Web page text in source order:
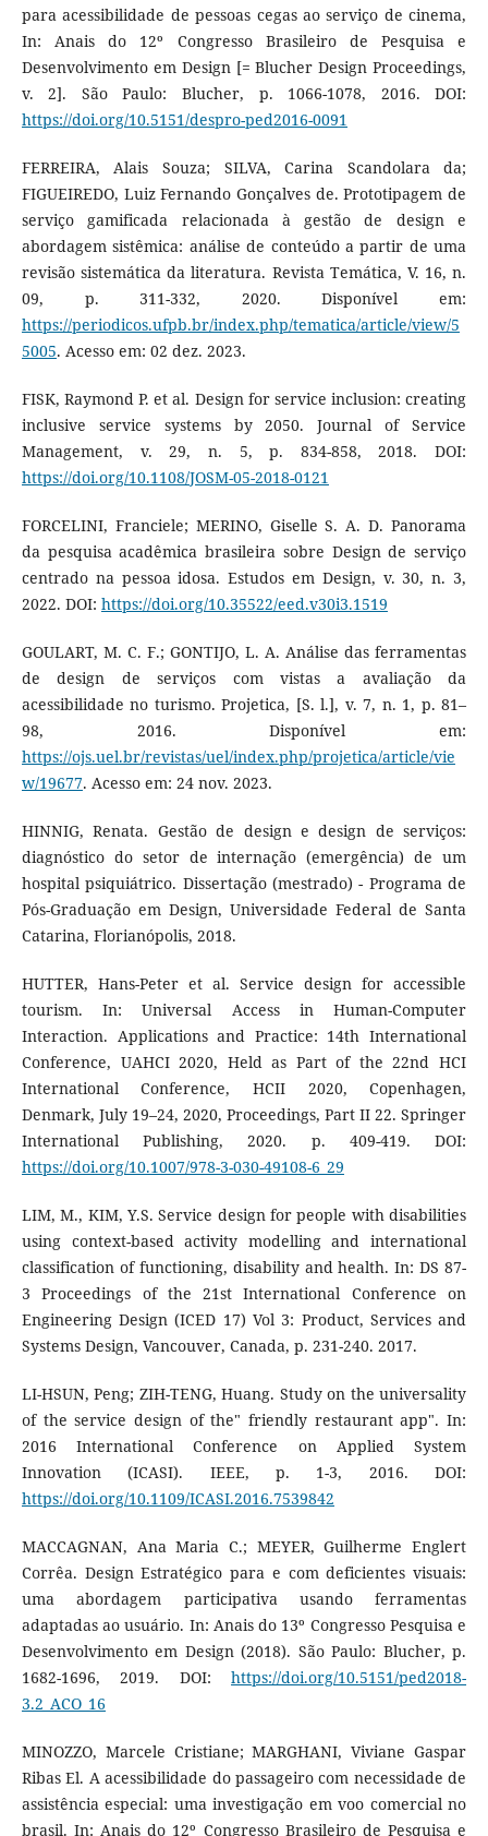
para acessibilidade de pessoas cegas ao serviço de cinema,
In: Anais do 12º Congresso Brasileiro de Pesquisa e
Desenvolvimento em Design [= Blucher Design Proceedings,
v. 2]. São Paulo: Blucher, p. 1066-1078, 2016. DOI:
https://doi.org/10.5151/despro-ped2016-0091
FERREIRA, Alais Souza; SILVA, Carina Scandolara da;
FIGUEIREDO, Luiz Fernando Gonçalves de. Prototipagem de
serviço gamificada relacionada à gestão de design e
abordagem sistêmica: análise de conteúdo a partir de uma
revisão sistemática da literatura. Revista Temática, V. 16, n.
09, p. 311-332, 2020. Disponível em:
https://periodicos.ufpb.br/index.php/tematica/article/view/5
5005. Acesso em: 02 dez. 2023.
FISK, Raymond P. et al. Design for service inclusion: creating
inclusive service systems by 2050. Journal of Service
Management, v. 29, n. 5, p. 834-858, 2018. DOI:
https://doi.org/10.1108/JOSM-05-2018-0121
FORCELINI, Franciele; MERINO, Giselle S. A. D. Panorama
da pesquisa acadêmica brasileira sobre Design de serviço
centrado na pessoa idosa. Estudos em Design, v. 30, n. 3,
2022. DOI: https://doi.org/10.35522/eed.v30i3.1519
GOULART, M. C. F.; GONTIJO, L. A. Análise das ferramentas
de design de serviços com vistas a avaliação da
acessibilidade no turismo. Projetica, [S. l.], v. 7, n. 1, p. 81–
98, 2016. Disponível em:
https://ojs.uel.br/revistas/uel/index.php/projetica/article/vie
w/19677. Acesso em: 24 nov. 2023.
HINNIG, Renata. Gestão de design e design de serviços:
diagnóstico do setor de internação (emergência) de um
hospital psiquiátrico. Dissertação (mestrado) - Programa de
Pós-Graduação em Design, Universidade Federal de Santa
Catarina, Florianópolis, 2018.
HUTTER, Hans-Peter et al. Service design for accessible
tourism. In: Universal Access in Human-Computer
Interaction. Applications and Practice: 14th International
Conference, UAHCI 2020, Held as Part of the 22nd HCI
International Conference, HCII 2020, Copenhagen,
Denmark, July 19–24, 2020, Proceedings, Part II 22. Springer
International Publishing, 2020. p. 409-419. DOI:
https://doi.org/10.1007/978-3-030-49108-6_29
LIM, M., KIM, Y.S. Service design for people with disabilities
using context-based activity modelling and international
classification of functioning, disability and health. In: DS 87-
3 Proceedings of the 21st International Conference on
Engineering Design (ICED 17) Vol 3: Product, Services and
Systems Design, Vancouver, Canada, p. 231-240. 2017.
LI-HSUN, Peng; ZIH-TENG, Huang. Study on the universality
of the service design of the" friendly restaurant app". In:
2016 International Conference on Applied System
Innovation (ICASI). IEEE, p. 1-3, 2016. DOI:
https://doi.org/10.1109/ICASI.2016.7539842
MACCAGNAN, Ana Maria C.; MEYER, Guilherme Englert
Corrêa. Design Estratégico para e com deficientes visuais:
uma abordagem participativa usando ferramentas
adaptadas ao usuário. In: Anais do 13º Congresso Pesquisa e
Desenvolvimento em Design (2018). São Paulo: Blucher, p.
1682-1696, 2019. DOI:https://doi.org/10.5151/ped2018-
3.2_ACO_16
MINOZZO, Marcele Cristiane; MARGHANI, Viviane Gaspar
Ribas El. A acessibilidade do passageiro com necessidade de
assistência especial: uma investigação em voo comercial no
brasil. In: Anais do 12º Congresso Brasileiro de Pesquisa e